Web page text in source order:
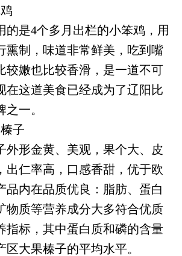
是4个多月出栏的小笨鸡，用
熏制，味道非常鲜美，吃到嘴
较嫩也比较香滑，是一道不可
在这道美食已经成为了辽阳比
一。
子
形金黄、美观，果个大、皮
出仁率高，口感香甜，优于欧
品内在品质优良：脂肪、蛋白
物质等营养成分大多符合优质
指标，其中蛋白质和磷的含量
区大果榛子的平均水平。